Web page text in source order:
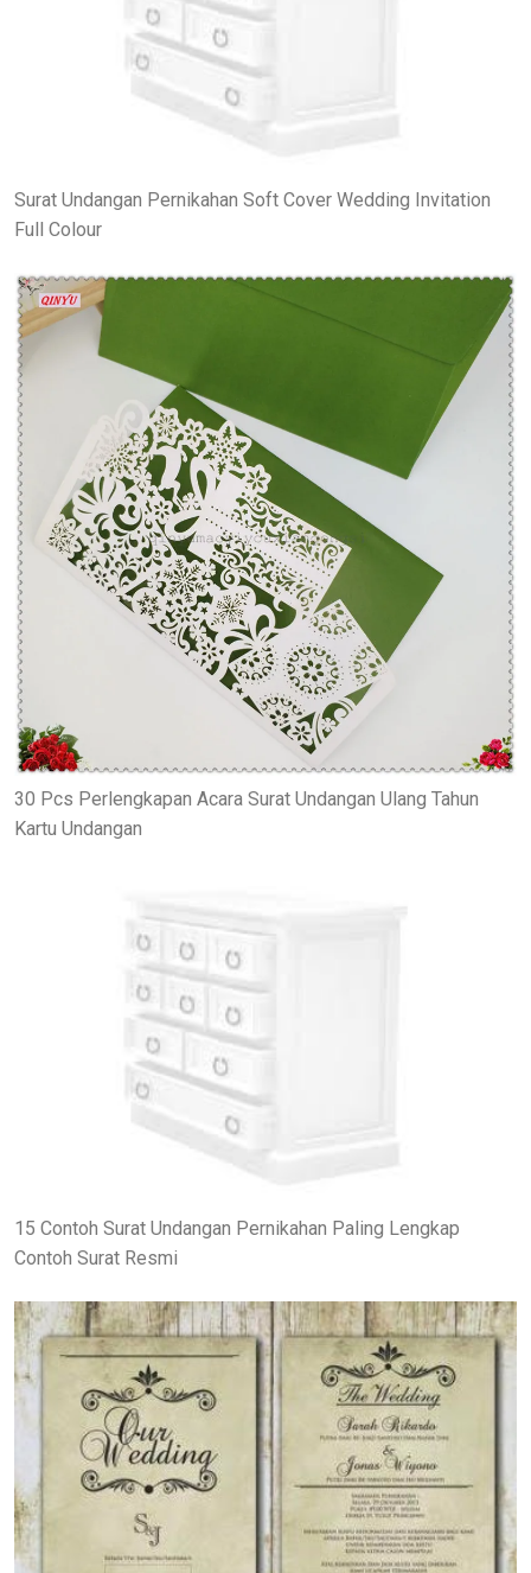
Surat Undangan Pernikahan Soft Cover Wedding Invitation
Full Colour
30 Pcs Perlengkapan Acara Surat Undangan Ulang Tahun
Kartu Undangan
15 Contoh Surat Undangan Pernikahan Paling Lengkap
Contoh Surat Resmi